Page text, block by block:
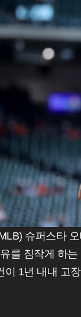
슈퍼스타
를 짐작게 하
이 1년 내내 고